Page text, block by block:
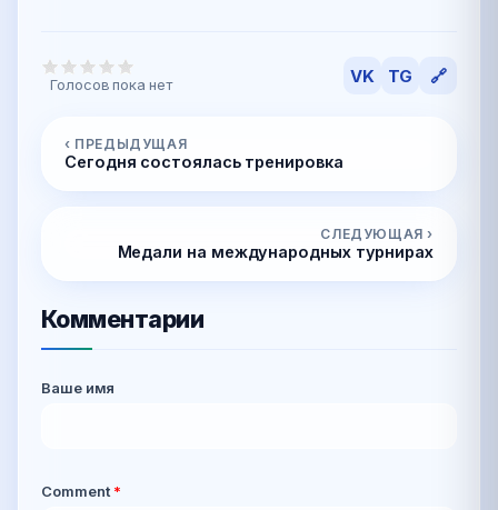
Голосов пока нет VK TG 🔗
‹ ПРЕДЫДУЩАЯ
Сегодня состоялась тренировка
СЛЕДУЮЩАЯ ›
Медали на международных турнирах
Комментарии
Ваше имя
Comment*